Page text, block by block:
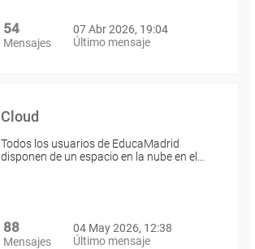
54
Mensajes
07 Abr 2026, 19:04
Último mensaje
Cloud
Todos los usuarios de EducaMadrid
disponen de un espacio en la nube en el…
88
Mensajes
04 May 2026, 12:38
Último mensaje